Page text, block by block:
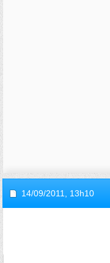
14/09/2011, 13h10